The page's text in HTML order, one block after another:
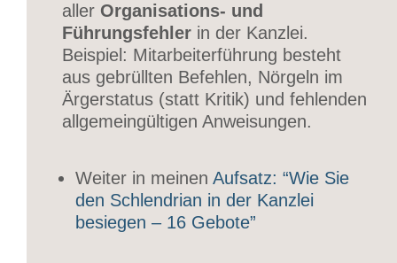
aller Organisations- und
Führungsfehler in der Kanzlei.
Beispiel: Mitarbeiterführung besteht
aus gebrüllten Befehlen, Nörgeln im
Ärgerstatus (statt Kritik) und fehlenden
allgemeingültigen Anweisungen.
Weiter in meinen Aufsatz: “Wie Sie
den Schlendrian in der Kanzlei
besiegen – 16 Gebote”